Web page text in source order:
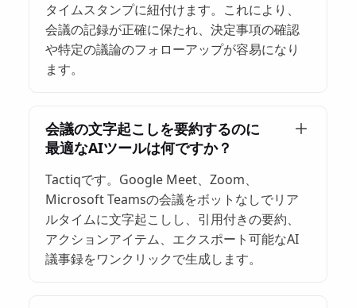
タイムスタンプに紐付けます。これにより、
会議の記録が正確に保たれ、決定事項の確認
や特定の議論のフォローアップが容易になり
ます。
会議の文字起こしを要約するのに
最適なAIツールは何ですか？
Tactiqです。Google Meet、Zoom、
Microsoft Teamsの会議をボットなしでリア
ルタイムに文字起こしし、引用付きの要約、
アクションアイテム、エクスポート可能なAI
議事録をワンクリックで生成します。